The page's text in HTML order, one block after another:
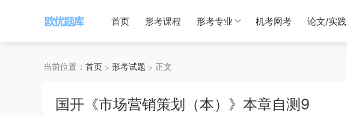
首页 形考课程 形考专业 机考网考 论文/实践
当前位置： 首页 形考试题 正文
国开《市场营销策划（本）》本章自测9